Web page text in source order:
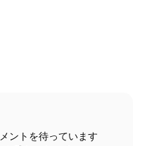
ントを待っています